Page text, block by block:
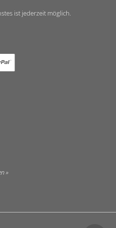
ist jederzeit möglich.